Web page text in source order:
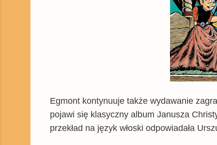
Egmont kontynuuje także wydawanie
pojawi się klasyczny album Janusza
przekład na język włoski odpowiadała